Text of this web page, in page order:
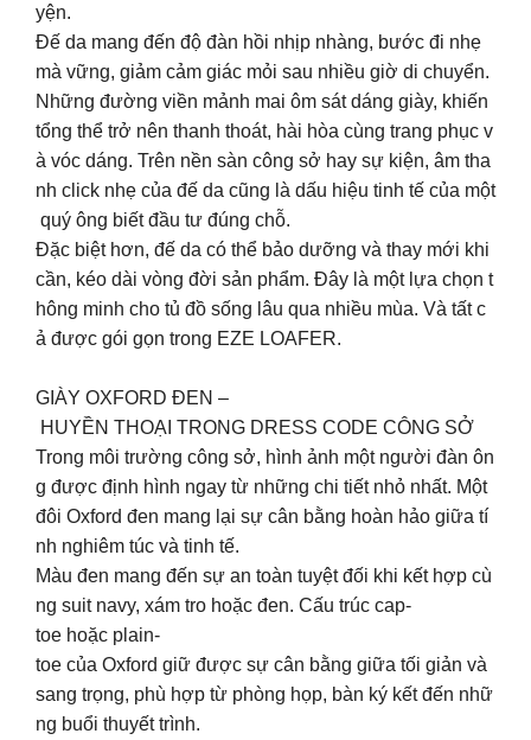
yện.
Đế da mang đến độ đàn hồi nhịp nhàng, bước đi nhẹ
mà vững, giảm cảm giác mỏi sau nhiều giờ di chuyển.
Những đường viền mảnh mai ôm sát dáng giày, khiến
tổng thể trở nên thanh thoát, hài hòa cùng trang phục v
à vóc dáng. Trên nền sàn công sở hay sự kiện, âm tha
nh click nhẹ của đế da cũng là dấu hiệu tinh tế của một
quý ông biết đầu tư đúng chỗ.
Đặc biệt hơn, đế da có thể bảo dưỡng và thay mới khi
cần, kéo dài vòng đời sản phẩm. Đây là một lựa chọn t
hông minh cho tủ đồ sống lâu qua nhiều mùa. Và tất c
ả được gói gọn trong EZE LOAFER.
GIÀY OXFORD ĐEN –
HUYỀN THOẠI TRONG DRESS CODE CÔNG SỞ
Trong môi trường công sở, hình ảnh một người đàn ôn
g được định hình ngay từ những chi tiết nhỏ nhất. Một
đôi Oxford đen mang lại sự cân bằng hoàn hảo giữa tí
nh nghiêm túc và tinh tế.
Màu đen mang đến sự an toàn tuyệt đối khi kết hợp cù
ng suit navy, xám tro hoặc đen. Cấu trúc cap-
toe hoặc plain-
toe của Oxford giữ được sự cân bằng giữa tối giản và
sang trọng, phù hợp từ phòng họp, bàn ký kết đến nhữ
ng buổi thuyết trình.